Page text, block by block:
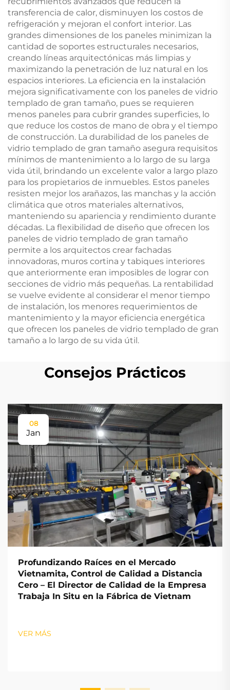
transferencia de calor, disminuyen los costos de
refrigeración y mejoran el confort interior. Las
grandes dimensiones de los paneles minimizan la
cantidad de soportes estructurales necesarios,
creando líneas arquitectónicas más limpias y
maximizando la penetración de luz natural en los
espacios interiores. La eficiencia en la instalación
mejora significativamente con los paneles de vidrio
templado de gran tamaño, pues se requieren
menos paneles para cubrir grandes superficies, lo
que reduce los costos de mano de obra y el tiempo
de construcción. La durabilidad de los paneles de
vidrio templado de gran tamaño asegura requisitos
mínimos de mantenimiento a lo largo de su larga
vida útil, brindando un excelente valor a largo plazo
para los propietarios de inmuebles. Estos paneles
resisten mejor los arañazos, las manchas y la acción
climática que otros materiales alternativos,
manteniendo su apariencia y rendimiento durante
décadas. La flexibilidad de diseño que ofrecen los
paneles de vidrio templado de gran tamaño
permite a los arquitectos crear fachadas
innovadoras, muros cortina y tabiques interiores
que anteriormente eran imposibles de lograr con
secciones de vidrio más pequeñas. La rentabilidad
se vuelve evidente al considerar el menor tiempo
de instalación, los menores requerimientos de
mantenimiento y la mayor eficiencia energética
que ofrecen los paneles de vidrio templado de gran
tamaño a lo largo de su vida útil.
Consejos Prácticos
08
Jan
Profundizando Raíces en el Mercado
Vietnamita, Control de Calidad a Distancia
Cero – El Director de Calidad de la Empresa
Trabaja In Situ en la Fábrica de Vietnam
VER MÁS